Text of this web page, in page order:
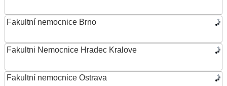
Fakultní nemocnice Brno
Fakultni Nemocnice Hradec Kralove
Fakultní nemocnice Ostrava